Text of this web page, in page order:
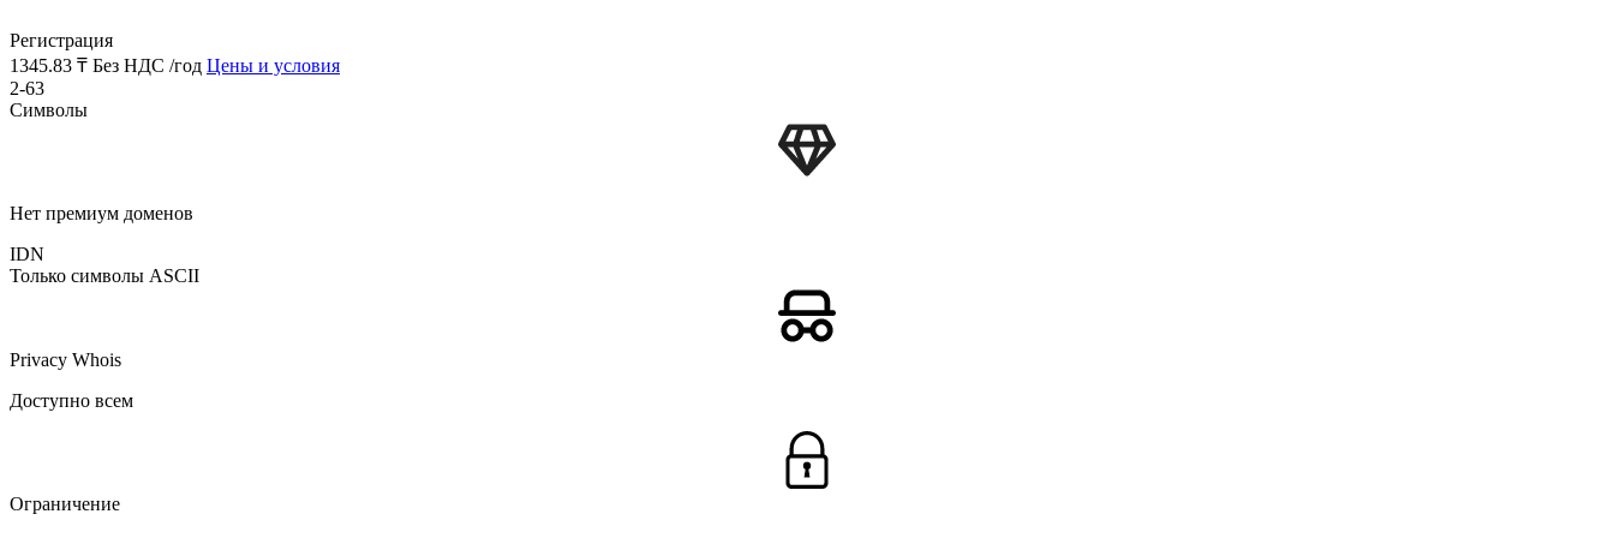
Регистрация
1345.83 ₸ Без НДС /год Цены и условия
2-63
Символы
Нет премиум доменов
IDN
Только символы ASCII
Privacy Whois
Доступно всем
Ограничение